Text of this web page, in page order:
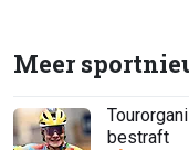
Meer
bestraft